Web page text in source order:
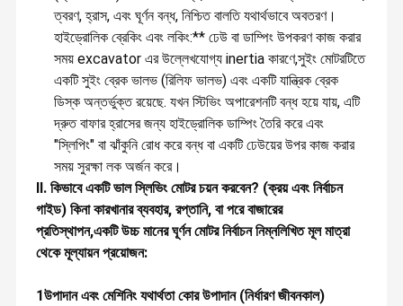
ত্বরণ, হ্রাস, এবং ঘূর্ণন বন্ধ, নিশ্চিত বালতি যথার্থভাবে অবতরণ।
হাইড্রোলিক ব্রেকিং এবং লকিং:** ঢেউ বা ডাম্পিং উপকরণ কাজ করার
সময় excavator এর উল্লেখযোগ্য inertia কারণে,সুইং মোটরটিতে
একটি সুইং ব্রেক ভালভ (রিলিফ ভালভ) এবং একটি যান্ত্রিক ব্রেক
ডিস্ক অন্তর্ভুক্ত রয়েছে. যখন স্টিভিং অপারেশনটি বন্ধ হয়ে যায়, এটি
দ্রুত বাফার হ্রাসের জন্য হাইড্রোলিক ডাম্পিং তৈরি করে এবং
"স্লিপিং" বা ঝাঁকুনি রোধ করে বন্ধ বা একটি ঢেউয়ের উপর কাজ করার
সময় সুরক্ষা লক অর্জন করে।
II. কিভাবে একটি ভাল স্লিভিং মোটর চয়ন করবেন? (ক্রয় এবং নির্বাচন
গাইড) কিনা কারখানার ব্যবহার, রপ্তানি, বা পরে বাজারের
প্রতিস্থাপন,একটি উচ্চ মানের ঘূর্ণন মোটর নির্বাচন নিম্নলিখিত মূল মাত্রা
থেকে মূল্যায়ন প্রয়োজন:
1উপাদান এবং মেশিনিং যথার্থতা কোর উপাদান (নির্ধারণ জীবনকাল)